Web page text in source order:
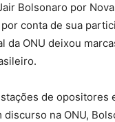
Bolsonaro por
conta de sua
da ONU deixou
de opositores
na ONU,